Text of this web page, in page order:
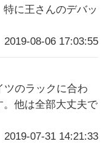
に王さんのデバッ
2019-08-06 17:03:55
ツのラックに合わ
他は全部大丈夫で
2019-07-31 14:21:33